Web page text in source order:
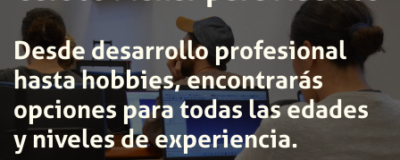
Desde desarrollo profesional
hasta hobbies, encontrarás
opciones para todas las edades
y niveles de experiencia.